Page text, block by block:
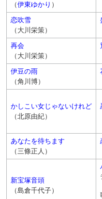
（伊東ゆかり ）
恋吹雪
（大川栄策）
再会
（大川栄策）
伊豆の雨
（角川博）
かしこい女じゃないけれど
（北原由紀）
あなたを待ちます
（三條正人）
新宝塚音頭
（島倉千代子）